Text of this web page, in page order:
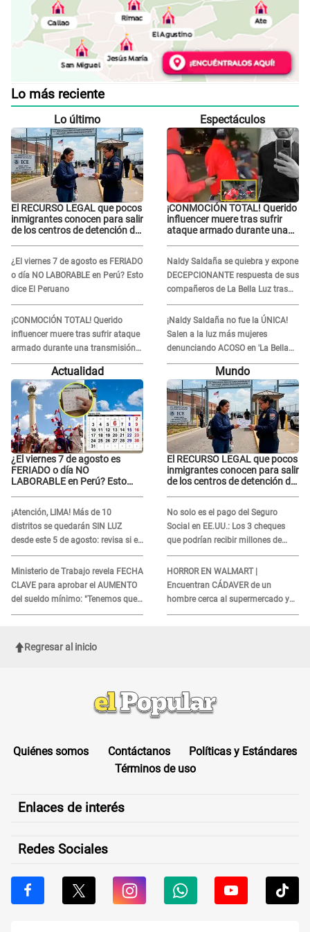
Lo más reciente
Lo último
El RECURSO LEGAL que pocos
inmigrantes conocen para salir
de los centros de detención del
¿El viernes 7 de agosto es FERIADO
o día NO LABORABLE en Perú? Esto
dice El Peruano
¡CONMOCIÓN TOTAL! Querido
influencer muere tras sufrir ataque
armado durante una transmisión
en vivo
Espectáculos
¡CONMOCIÓN TOTAL! Querido
influencer muere tras sufrir
ataque armado durante una
Naldy Saldaña se quiebra y expone
DECEPCIONANTE respuesta de sus
compañeros de La Bella Luz tras
sufrir agresión: "Sabían lo que
pasaba"
¡Naldy Saldaña no fue la ÚNICA!
Salen a la luz más mujeres
denunciando ACOSO en 'La Bella
Luz' por parte de director
Actualidad
¿El viernes 7 de agosto es
FERIADO o día NO
LABORABLE en Perú? Esto
¡Atención, LIMA! Más de 10
distritos se quedarán SIN LUZ
desde este 5 de agosto: revisa si el
tuyo está en la lista
Ministerio de Trabajo revela FECHA
CLAVE para aprobar el AUMENTO
del sueldo mínimo: "Tenemos que
activar..."
Mundo
El RECURSO LEGAL que pocos
inmigrantes conocen para salir
de los centros de detención del
No solo es el pago del Seguro
Social en EE.UU.: Los 3 cheques
que podrían recibir millones de
personas en agosto
HORROR EN WALMART |
Encuentran CÁDAVER de un
hombre cerca al supermercado y
esto reveló la autopsia que le
Regresar al inicio
Quiénes somos Contáctanos
Políticas y Estándares
Términos de uso
Enlaces de interés
Redes Sociales